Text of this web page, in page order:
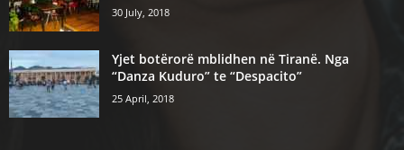
30 July, 2018
Yjet botërorë mblidhen në Tiranë. Nga
“Danza Kuduro” te “Despacito”
25 April, 2018